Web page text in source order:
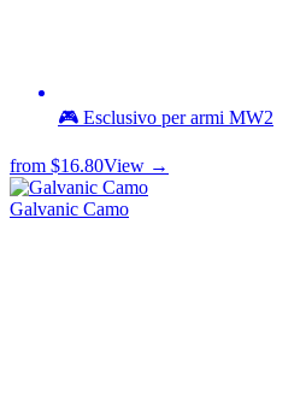
🎮 Esclusivo per armi MW2
from $16.80View →
Galvanic Camo